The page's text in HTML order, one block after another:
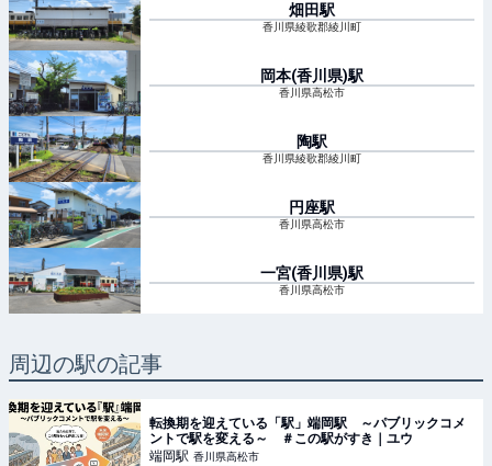
畑田駅
香川県綾歌郡綾川町
岡本(香川県)駅
香川県高松市
陶駅
香川県綾歌郡綾川町
円座駅
香川県高松市
一宮(香川県)駅
香川県高松市
周辺の駅の記事
転換期を迎えている「駅」端岡駅 ～パブリックコメ
ントで駅を変える～ ＃この駅がすき｜ユウ
端岡駅 香川県高松市